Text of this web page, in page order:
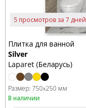
5 просмотров за 7 дней
Плитка для ванной
Silver
Laparet (Беларусь)
Размер: 750x250 мм
В наличии